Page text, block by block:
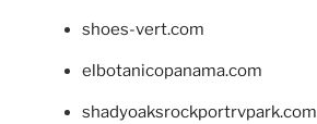
shoes-vert.com
elbotanicopanama.com
shadyoaksrockportrvpark.com